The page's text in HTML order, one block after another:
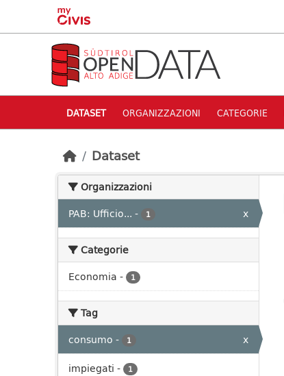
Skip to main content
DATASET ORGANIZZAZIONI CATEGORIE
Dataset
Organizzazioni
PAB: Ufficio... - 1 x
Categorie
Economia - 1
Tag
consumo - 1
x
impiegati - 1